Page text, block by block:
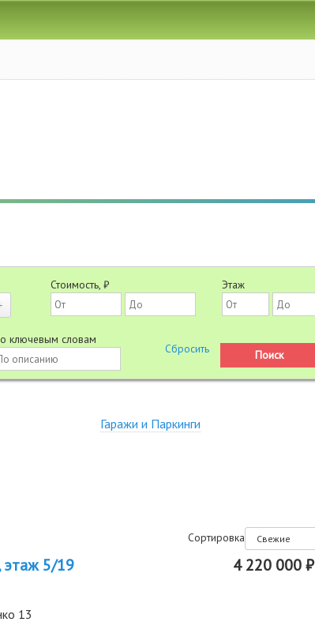
Стоимость, ₽ Этаж
ключевым словам
Гаражи и Паркинги
Сортировка
этаж 5/19 4 220 000 ₽
13